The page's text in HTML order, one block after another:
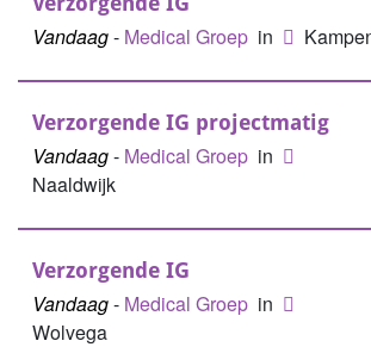
Vandaag- Medical Groep in
Verzorgende IG projectmatig
Vandaag- Medical Groep in
Naaldwijk
Verzorgende IG
Vandaag- Medical Groep in
Wolvega